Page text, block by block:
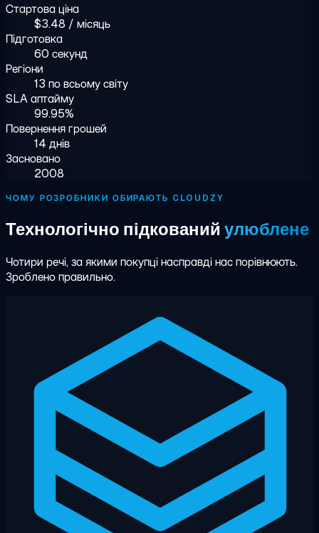
Стартова ціна
$3.48 / місяць
Підготовка
60 секунд
Регіони
13 по всьому світу
SLA аптайму
99.95%
Повернення грошей
14 днів
Засновано
2008
ЧОМУ РОЗРОБНИКИ ОБИРАЮТЬ CLOUDZY
Технологічно підкований улюблене
Чотири речі, за якими покупці насправді нас порівнюють.
Зроблено правильно.